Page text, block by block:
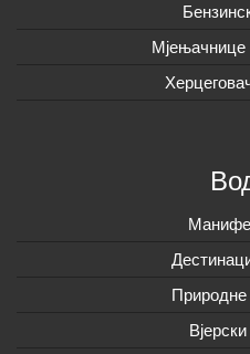
Мјењачнице
Природне